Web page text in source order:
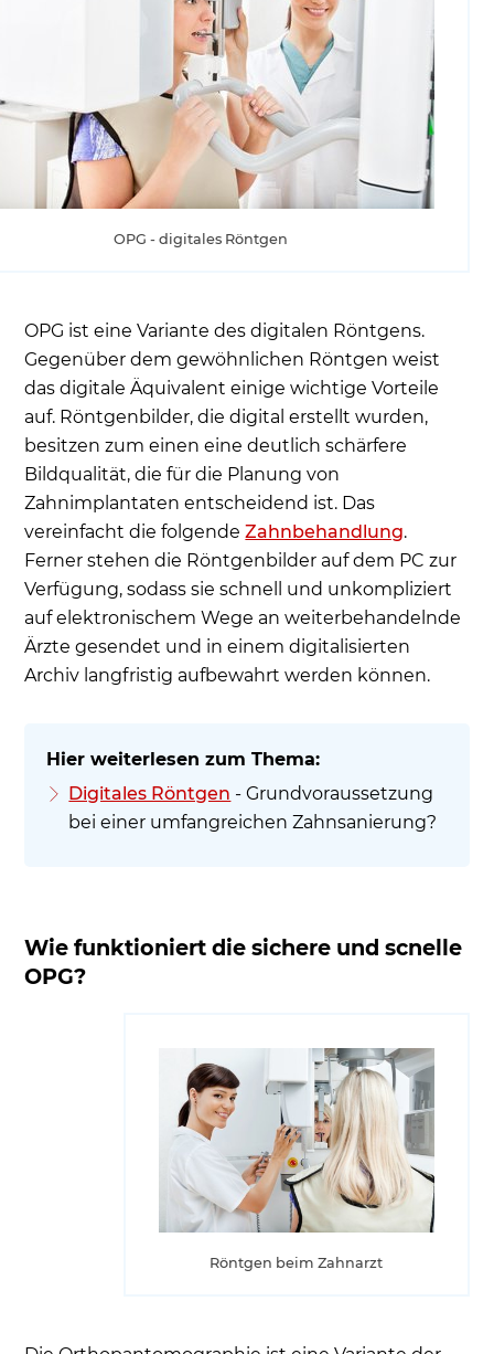
OPG - digitales Röntgen
OPG ist eine Variante des digitalen Röntgens.
Gegenüber dem gewöhnlichen Röntgen weist
das digitale Äquivalent einige wichtige Vorteile
auf. Röntgenbilder, die digital erstellt wurden,
besitzen zum einen eine deutlich schärfere
Bildqualität, die für die Planung von
Zahnimplantaten entscheidend ist. Das
vereinfacht die folgendeZahnbehandlung.
Ferner stehen die Röntgenbilder auf dem PC zur
Verfügung, sodass sie schnell und unkompliziert
auf elektronischem Wege an weiterbehandelnde
Ärzte gesendet und in einem digitalisierten
Archiv langfristig aufbewahrt werden können.
Digitales Röntgen - Grundvoraussetzung
bei einer umfangreichen Zahnsanierung?
Wie funktioniert die sichere und scnelle
OPG?
Röntgen beim Zahnarzt